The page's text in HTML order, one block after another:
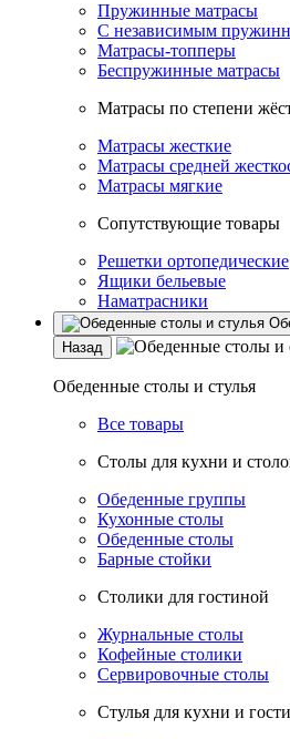
Пружинные матрасы
С независимым
Матрасы-топперы
Беспружинные матрасы
Матрасы по степени
Матрасы жесткие
Матрасы средней
Матрасы мягкие
Сопутствующие товары
Решетки ортопедические
Ящики бельевые
Наматрасники
Назад
Обеденные столы и стулья
Все товары
Столы для кухни и
Обеденные группы
Кухонные столы
Обеденные столы
Барные стойки
Столики для гостиной
Журнальные столы
Кофейные столики
Сервировочные столы
Стулья для кухни и